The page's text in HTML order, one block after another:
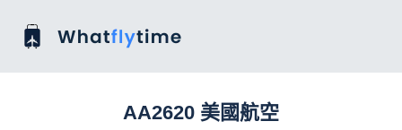
AA2620 美國航空